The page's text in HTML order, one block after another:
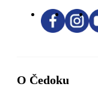
O Čedoku